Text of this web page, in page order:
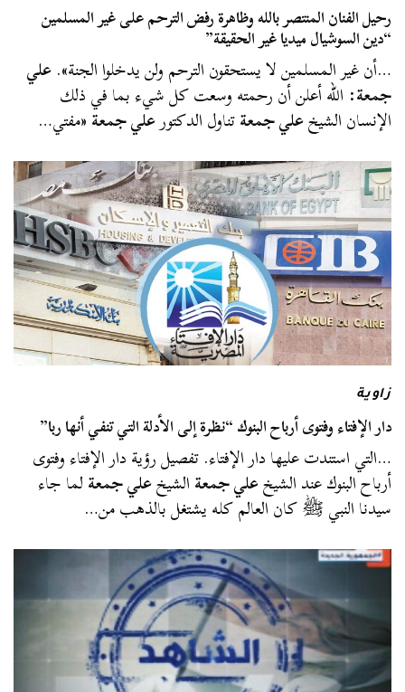
رحيل الفنان المنتصر بالله وظاهرة رفض الترحم على غير المسلمين
“دين السوشيال ميديا غير الحقيقة”
…أن غير المسلمين لا يستحقون الترحم ولن يدخلوا الجنة».علي
جمعة: الله أعلن أن رحمته وسعت كل شيء بما في ذلك
الإنسان الشيخعلي جمعةتناول الدكتورعلي جمعة«مفتي…
زاوية
دار الإفتاء وفتوى أرباح البنوك “نظرة إلى الأدلة التي تنفي أنها ربا”
…التي استندت عليها دار الإفتاء. تفصيل رؤية دار الإفتاء وفتوى
أرباح البنوك عند الشيخعلي جمعةالشيخعلي جمعةلما جاء
سيدنا النبي ﷺ كان العالم كله يشتغل بالذهب من…